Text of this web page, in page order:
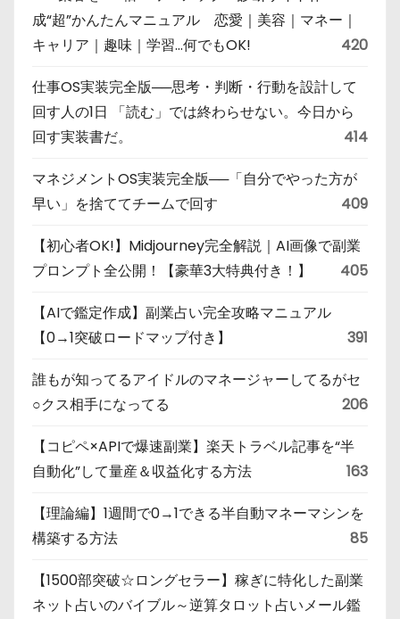
成“超”かんたんマニュアル 恋愛｜美容｜マネー｜
キャリア｜趣味｜学習…何でもOK!
420
仕事OS実装完全版──思考・判断・行動を設計して
回す人の1日 「読む」では終わらせない。今日から
回す実装書だ。
414
マネジメントOS実装完全版──「自分でやった方が
早い」を捨ててチームで回す
409
【初心者OK!】Midjourney完全解説｜AI画像で副業
プロンプト全公開！【豪華3大特典付き！】
405
【AIで鑑定作成】副業占い完全攻略マニュアル
【0→1突破ロードマップ付き】
391
誰もが知ってるアイドルのマネージャーしてるがセ
○クス相手になってる
206
【コピペ×APIで爆速副業】楽天トラベル記事を“半
自動化”して量産＆収益化する方法
163
【理論編】1週間で0→1できる半自動マネーマシンを
構築する方法
85
【1500部突破☆ロングセラー】稼ぎに特化した副業
ネット占いのバイブル～逆算タロット占いメール鑑